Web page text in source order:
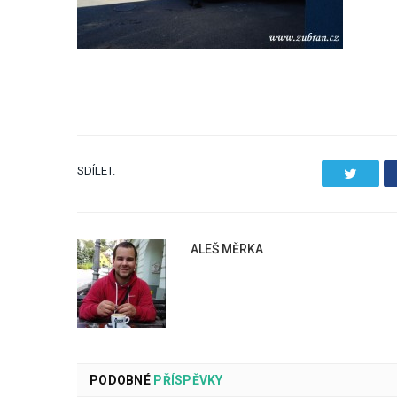
SDÍLET.
ALEŠ MĚRKA
PODOBNÉPŘÍSPĚVKY